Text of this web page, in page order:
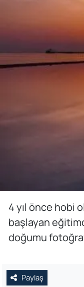
4 yıl önce hobi
başlayan
doğumu
Paylaş